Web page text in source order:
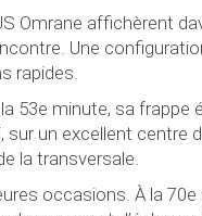
Omrane affichèrent
Une
rapides.
53e minute, sa
un excellent centre
la transversale.
occasions. À la